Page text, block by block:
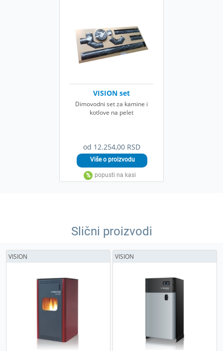
od 12.254,00 RSD
VISION set
Dimovodni set za kamine i
kotlove na pelet
Slični proizvodi
VISION VISION